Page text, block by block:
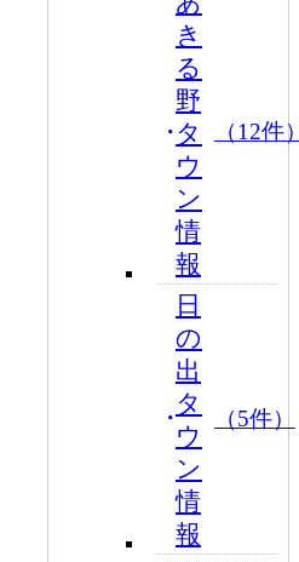
き
る
野
タ
ウ
ン
情
報
（12件
日
の
出
タ
ウ
ン
情
報
（5件）